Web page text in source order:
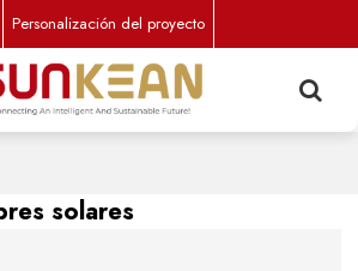
Personalización del proyecto
solares